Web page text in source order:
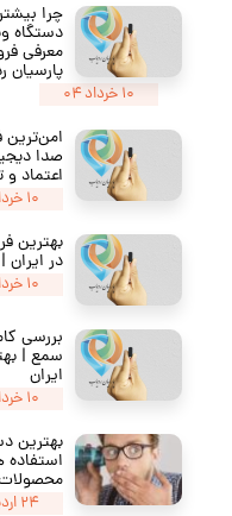
چرا
دستگاه
معرفی
پارسیان
۱۰ خرداد ۰۴
صدا
اعتماد و
۱۰ خرداد ۰۴
بهترین
در ایران
۱۰ خرداد ۰۴
بررسی
سمع |
ایران
۱۰ خرداد ۰۴
بهترین
استفاده‌
۲۴ اردیبهشت ۰۴